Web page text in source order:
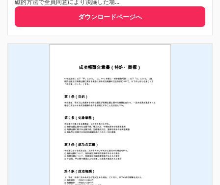
磁的方法で全員同意により決議した場...
ダウンロードページへ